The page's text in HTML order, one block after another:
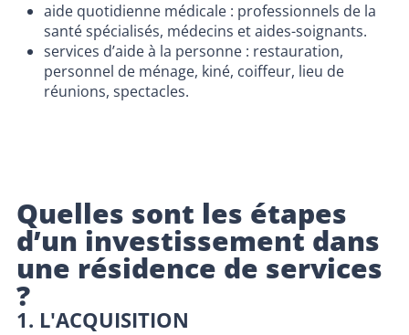
aide quotidienne médicale : professionnels de la
santé spécialisés, médecins et aides-soignants.
services d’aide à la personne : restauration,
personnel de ménage, kiné, coiffeur, lieu de
réunions, spectacles.
Quelles sont les étapes
d’un investissement dans
une résidence de services
?
1. L'ACQUISITION